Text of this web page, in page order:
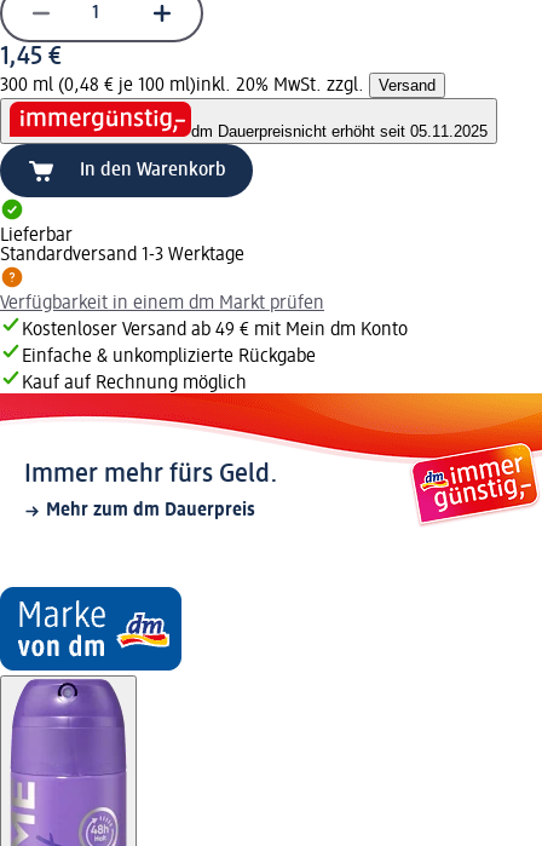
1,45 €
300 ml (0,48 € je 100 ml)inkl. 20% MwSt. zzgl. Versand
dm Dauerpreisnicht erhöht seit 05.11.2025
In den Warenkorb
Lieferbar
Standardversand 1-3 Werktage
Verfügbarkeit in einem dm Markt prüfen
Kostenloser Versand ab 49 € mit Mein dm Konto
Einfache & unkomplizierte Rückgabe
Kauf auf Rechnung möglich
Immer mehr fürs Geld.
Mehr zum dm Dauerpreis